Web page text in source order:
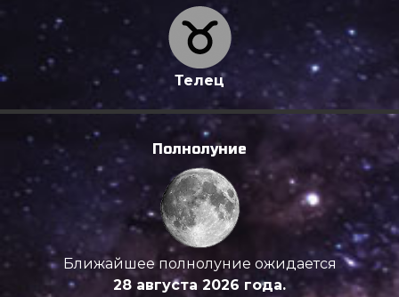
Телец
Полнолуние
Ближайшее полнолуние ожидается
28 августа 2026 года.